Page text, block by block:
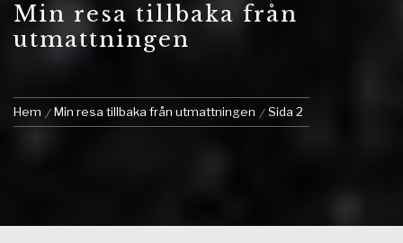
Min resa tillbaka från
utmattningen
Hem Min resa tillbaka från utmattningen Sida 2